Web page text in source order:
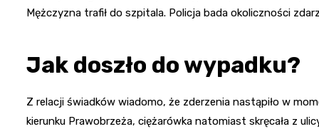
Mężczyzna trafił do szpitala. Policja bada okoliczności
Jak doszło do wypadku?
Z relacji świadków wiadomo, że zderzenia nastąpiło w
kierunku Prawobrzeża, ciężarówka natomiast skręcała z